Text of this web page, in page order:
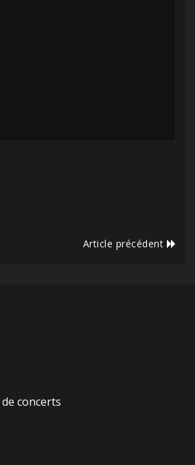
Article précédent
concerts